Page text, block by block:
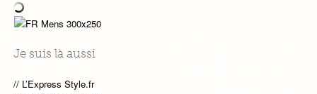
Je suis là aussi
L’Express Style.fr